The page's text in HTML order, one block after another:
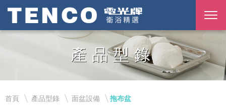
產品型錄
首頁 產品型錄 面盆設備 拖布盆